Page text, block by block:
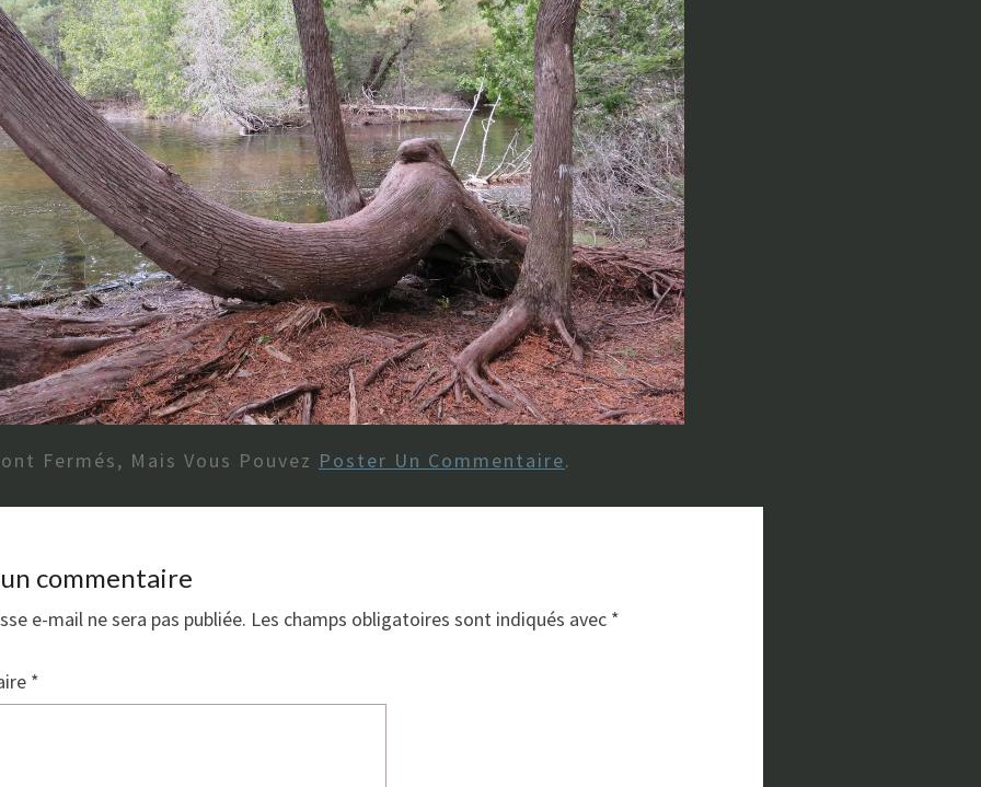
Fermés, Mais Vous Pouvez Poster Un Commentaire.
commentaire
e-mail ne sera pas publiée. Les champs obligatoires sont indiqués avec *
*